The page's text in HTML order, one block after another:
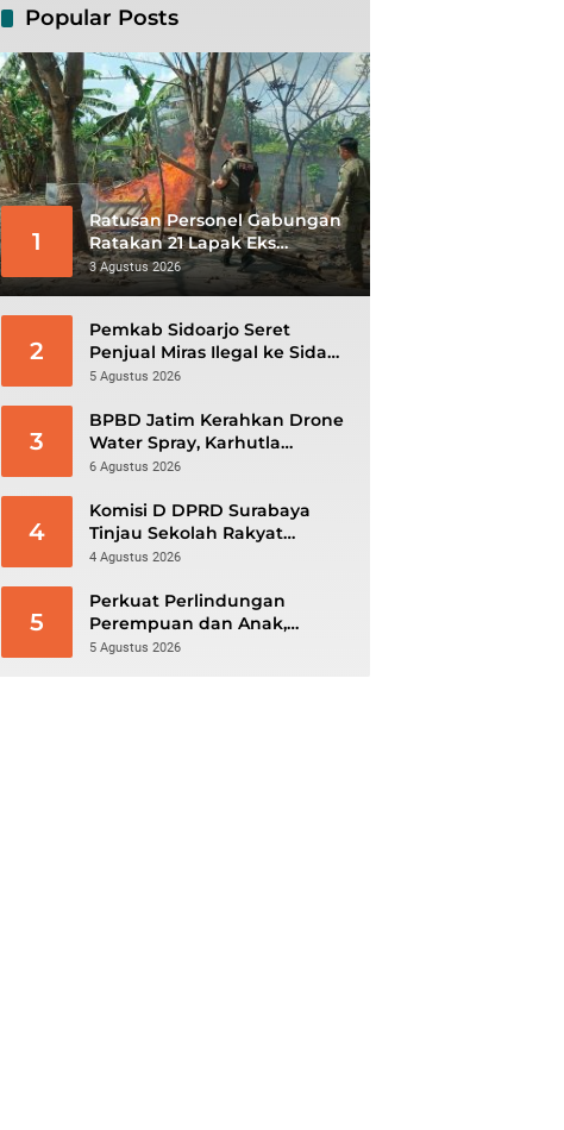
Popular Posts
1
Ratusan Personel Gabungan
Ratakan 21 Lapak Eks
Lokalisasi Krengseng
3 Agustus 2026
2
Pemkab Sidoarjo Seret
Penjual Miras Ilegal ke Sidang
Tipiring
5 Agustus 2026
3
BPBD Jatim Kerahkan Drone
Water Spray, Karhutla
Gunung Bromo Meluas
6 Agustus 2026
4
Komisi D DPRD Surabaya
Tinjau Sekolah Rakyat
Kedung Cowek, Dr. Michael
Karakter untuk Memutus
Rantai Kemiskinan”
4 Agustus 2026
5
Perkuat Perlindungan
Perempuan dan Anak,
DP3AKB Sidoarjo Bangun
5 Agustus 2026